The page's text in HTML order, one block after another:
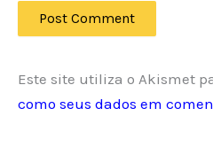
Este site utiliza o Akismet
como seus dados em